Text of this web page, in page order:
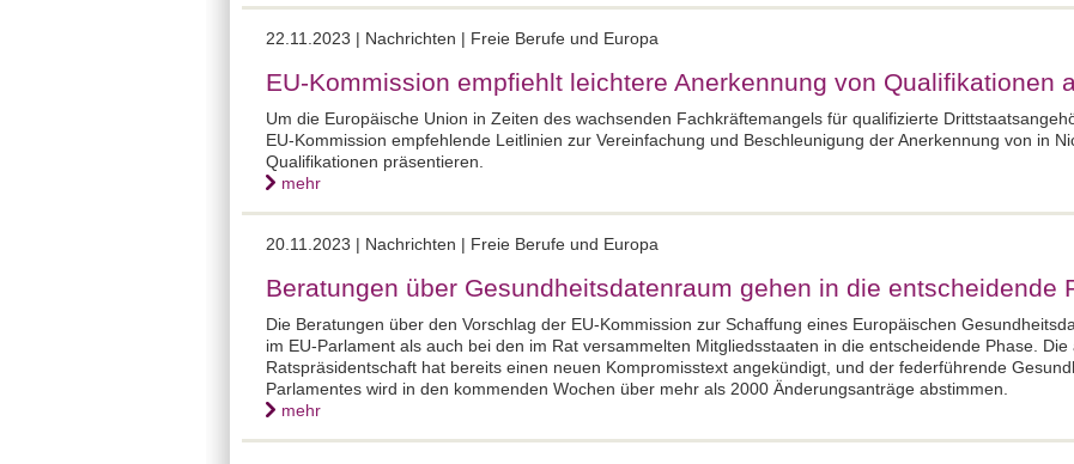
22.11.2023 | Nachrichten | Freie Berufe und Europa
EU-Kommission empfiehlt leichtere Anerkennung von Qualifikationen
Um die Europäische Union in Zeiten des wachsenden Fachkräftemangels für qualifizierte
EU-Kommission empfehlende Leitlinien zur Vereinfachung und Beschleunigung der Anerkennung von in
Qualifikationen präsentieren.
mehr
20.11.2023 | Nachrichten | Freie Berufe und Europa
Beratungen über Gesundheitsdatenraum gehen in die entscheidende
Die Beratungen über den Vorschlag der EU-Kommission zur Schaffung eines Europäischen
im EU-Parlament als auch bei den im Rat versammelten Mitgliedsstaaten in die entscheidende Phase.
Ratspräsidentschaft hat bereits einen neuen Kompromisstext angekündigt, und der federführende
Parlamentes wird in den kommenden Wochen über mehr als 2000 Änderungsanträge abstimmen.
mehr